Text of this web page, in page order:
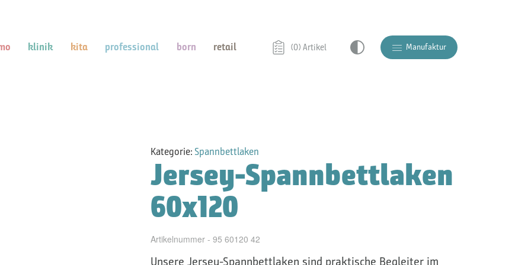
klinik kita professional born retail (0) Artikel Manufaktur
Kategorie: Spannbettlaken
Jersey-Spannbettlaken
60x120
Artikelnummer - 95 60120 42
Unsere Jersey-Spannbettlaken sind praktische Begleiter im